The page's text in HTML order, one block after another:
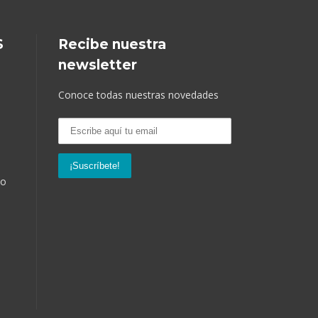
Recibe nuestra
newsletter
Conoce todas nuestras novedades